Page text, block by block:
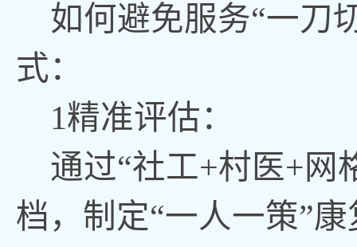
如何避免服务“一刀
式：
1精准评估：
通过“社工+村医+网
档，制定“一人一策”